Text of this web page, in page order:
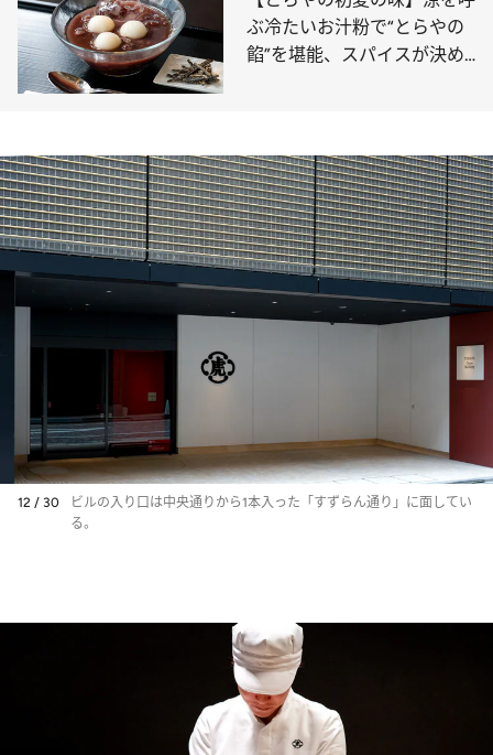
ぶ冷たいお汁粉で“とらやの
餡”を堪能、スパイスが決め
12 / 30
ビルの入り口は中央通りから1本入った「すずらん通り」に面してい
る。